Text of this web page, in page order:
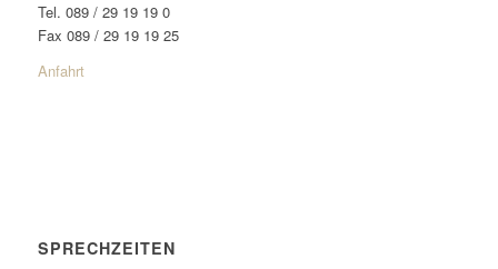
Tel. 089 / 29 19 19 0
Fax 089 / 29 19 19 25
Anfahrt
SPRECHZEITEN